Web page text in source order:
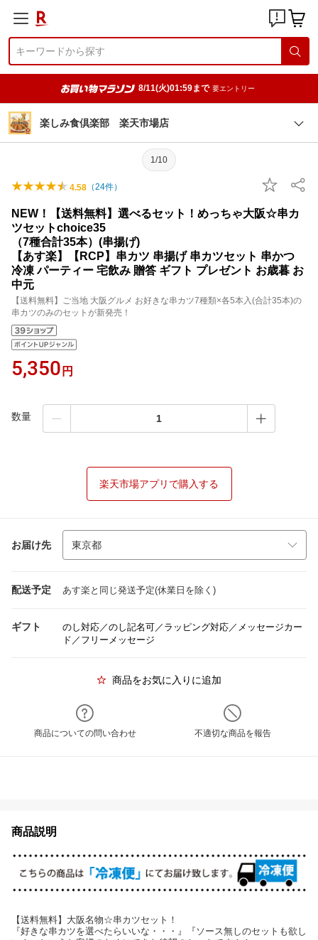
8/11(火)01:59まで 要エントリー
楽しみ食倶楽部 楽天市場店
1/10
4.58 （24件）
NEW！【送料無料】選べるセット！めっちゃ大阪☆串カ
ツセットchoice35
（7種合計35本）(串揚げ)
【あす楽】【RCP】串カツ 串揚げ 串カツセット 串かつ
冷凍 パーティー 宅飲み 贈答 ギフト プレゼント お歳暮 お
中元
【送料無料】ご当地 大阪グルメ お好きな串カツ7種類×各5本入(合計35本)の
串カツのみのセットが新発売！
5,350 円
数量
楽天市場アプリで購入する
お届け先
配送予定 あす楽と同じ発送予定(休業日を除く)
ギフト
のし対応／のし記名可／ラッピング対応／メッセージカー
ド／フリーメッセージ
商品をお気に入りに追加
商品についての問い合わせ 不適切な商品を報告
商品説明
【送料無料】大阪名物☆串カツセット！
『好きな串カツを選べたらいいな・・・』『ソース無しのセットも欲し